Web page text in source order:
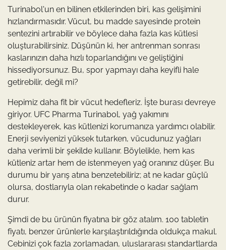
Turinabol'un en bilinen etkilerinden biri, kas gelişimini
hızlandırmasıdır. Vücut, bu madde sayesinde protein
sentezini artırabilir ve böylece daha fazla kas kütlesi
oluşturabilirsiniz. Düşünün ki, her antrenman sonrası
kaslarınızın daha hızlı toparlandığını ve geliştiğini
hissediyorsunuz. Bu, spor yapmayı daha keyifli hale
getirebilir, değil mi?
Hepimiz daha fit bir vücut hedefleriz. İşte burası devreye
giriyor. UFC Pharma Turinabol, yağ yakımını
destekleyerek, kas kütlenizi korumanıza yardımcı olabilir.
Enerji seviyenizi yüksek tutarken, vücudunuz yağları
daha verimli bir şekilde kullanır. Böylelikle, hem kas
kütleniz artar hem de istenmeyen yağ oranınız düşer. Bu
durumu bir yarış atına benzetebiliriz; at ne kadar güçlü
olursa, dostlarıyla olan rekabetinde o kadar sağlam
durur.
Şimdi de bu ürünün fiyatına bir göz atalım. 100 tabletin
fiyatı, benzer ürünlerle karşılaştırıldığında oldukça makul.
Cebinizi çok fazla zorlamadan, uluslararası standartlarda